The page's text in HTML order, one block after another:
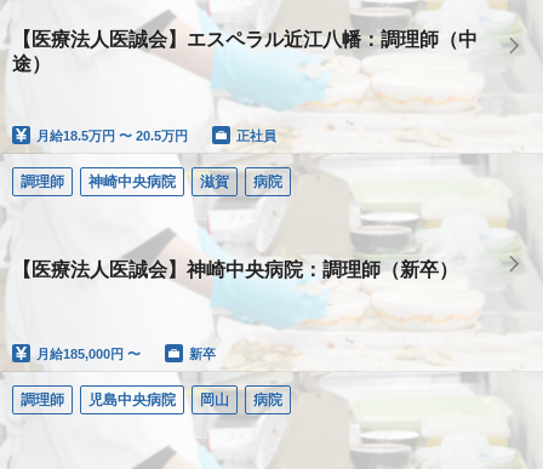
【医療法人医誠会】エスペラル近江八幡：調理師（中
途）
月給18.5万円 〜 20.5万円 正社員
調理師 神崎中央病院 滋賀 病院
【医療法人医誠会】神崎中央病院：調理師（新卒）
月給185,000円 〜 新卒
調理師 児島中央病院 岡山 病院